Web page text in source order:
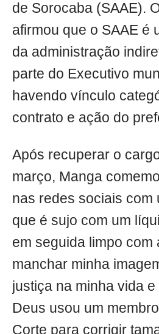
de Sorocaba (SAAE).
afirmou que o SAAE é
da administração
parte do Executivo
havendo vínculo
contrato e ação do
Após recuperar o
março, Manga
nas redes sociais com
que é sujo com um
em seguida limpo com
manchar minha
justiça na minha vida
Deus usou um
Corte para corrigir